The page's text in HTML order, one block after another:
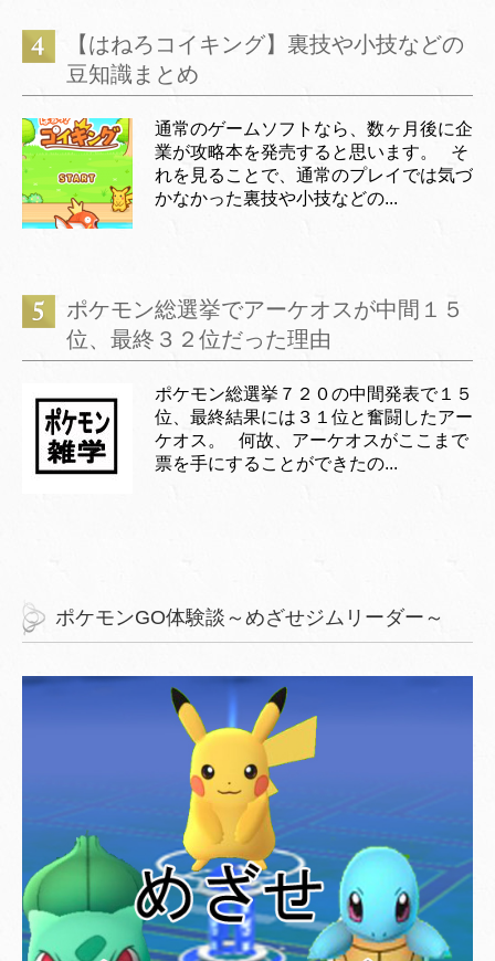
【はねろコイキング】裏技や小技などの
豆知識まとめ
通常のゲームソフトなら、数ヶ月後に企
業が攻略本を発売すると思います。 そ
れを見ることで、通常のプレイでは気づ
かなかった裏技や小技などの...
ポケモン総選挙でアーケオスが中間１５
位、最終３２位だった理由
ポケモン総選挙７２０の中間発表で１５
位、最終結果には３１位と奮闘したアー
ケオス。 何故、アーケオスがここまで
票を手にすることができたの...
ポケモンGO体験談～めざせジムリーダー～